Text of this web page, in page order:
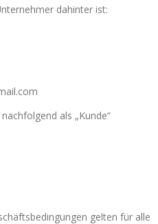
dahinter ist:
Sachsen
als „Kunde“
gelten für alle